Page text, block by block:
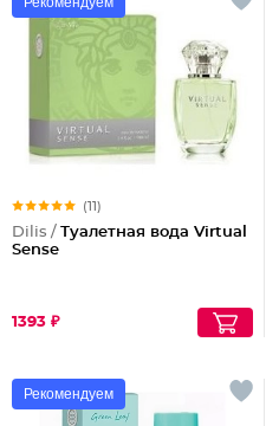
(11)
Dilis / Туалетная вода Virtual
Sense
1393 ₽
Рекомендуем